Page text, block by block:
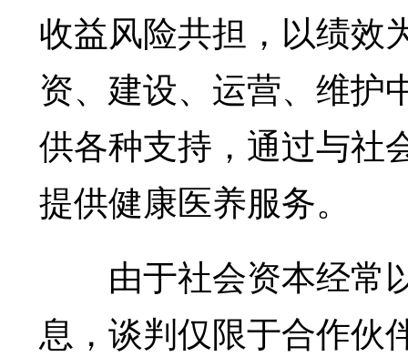
收益风险共担，以绩效
资、建设、运营、维护
供各种支持，通过与社
提供健康医养服务。
由于社会资本经常以
息，谈判仅限于合作伙